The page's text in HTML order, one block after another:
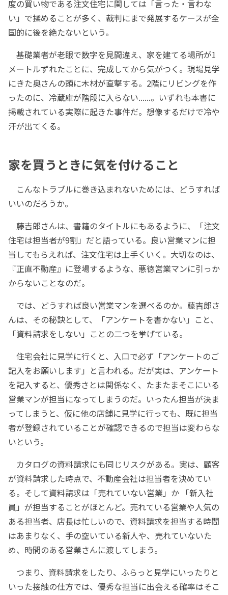
度の買い物である注文住宅に関しては「言った・言わな
い」で揉めることが多く、裁判にまで発展するケースが全
国的に後を絶たないという。
基礎業者が老眼で数字を見間違え、家を建てる場所が1
メートルずれたことに、完成してから気がつく。現場見学
にきた奥さんの頭に木材が直撃する。2階にリビングを作
ったのに、冷蔵庫が階段に入らない......。いずれも本書に
掲載されている実際に起きた事件だ。想像するだけで冷や
汗が出てくる。
家を買うときに気を付けること
こんなトラブルに巻き込まれないためには、どうすれば
いいのだろうか。
藤吉郎さんは、書籍のタイトルにもあるように、「注文
住宅は担当者が9割」だと語っている。良い営業マンに担
当してもらえれば、注文住宅は上手くいく。大切なのは、
『正直不動産』に登場するような、悪徳営業マンに引っか
からないことなのだ。
では、どうすれば良い営業マンを選べるのか。藤吉郎さ
んは、その秘訣として、「アンケートを書かない」こと、
「資料請求をしない」ことの二つを挙げている。
住宅会社に見学に行くと、入口で必ず「アンケートのご
記入をお願いします」と言われる。だが実は、アンケート
を記入すると、優秀さとは関係なく、たまたまそこにいる
営業マンが担当になってしまうのだ。いったん担当が決ま
ってしまうと、仮に他の店舗に見学に行っても、既に担当
者が登録されていることが確認できるので担当は変わらな
いという。
カタログの資料請求にも同じリスクがある。実は、顧客
が資料請求した時点で、不動産会社は担当者を決めてい
る。そして資料請求は「売れていない営業」か 「新入社
員」が担当することがほとんど。売れている営業や人気の
ある担当者、店長は忙しいので、資料請求を担当する時間
はあまりなく、手の空いている新人や、売れていないた
め、時間のある営業さんに渡してしまう。
つまり、資料請求をしたり、ふらっと見学にいったりと
いった接触の仕方では、優秀な担当に出会える確率はそこ